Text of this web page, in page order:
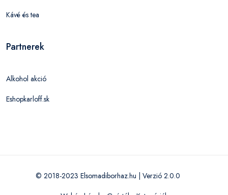
Kávé és tea
Partnerek
Alkohol akció
Eshopkarloff.sk
© 2018-2023 Elsomadiborhaz.hu | Verzió 2.0.0